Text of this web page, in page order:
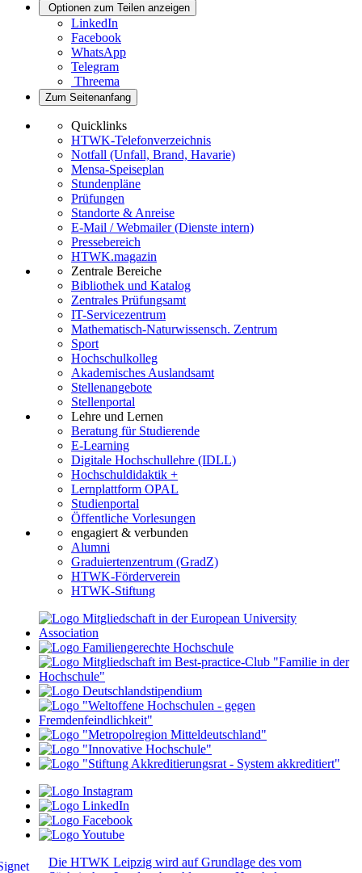
Optionen zum Teilen anzeigen
LinkedIn
Facebook
WhatsApp
Telegram
Threema
Zum Seitenanfang
Quicklinks
HTWK-Telefonverzeichnis
Notfall (Unfall, Brand, Havarie)
Mensa-Speiseplan
Stundenpläne
Prüfungen
Standorte & Anreise
E-Mail / Webmailer (Dienste intern)
Pressebereich
HTWK.magazin
Zentrale Bereiche
Bibliothek und Katalog
Zentrales Prüfungsamt
IT-Servicezentrum
Mathematisch-Naturwissensch. Zentrum
Sport
Hochschulkolleg
Akademisches Auslandsamt
Stellenangebote
Stellenportal
Lehre und Lernen
Beratung für Studierende
E-Learning
Digitale Hochschullehre (IDLL)
Hochschuldidaktik +
Lernplattform OPAL
Studienportal
Öffentliche Vorlesungen
engagiert & verbunden
Alumni
Graduiertenzentrum (GradZ)
HTWK-Förderverein
HTWK-Stiftung
Die HTWK Leipzig wird auf Grundlage des vom